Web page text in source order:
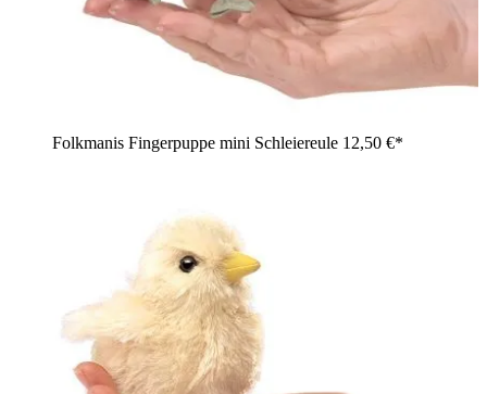
Folkmanis Fingerpuppe mini Schleiereule 12,50 €*